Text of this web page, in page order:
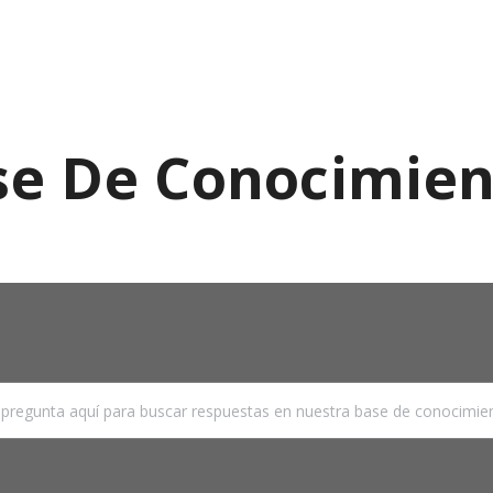
De